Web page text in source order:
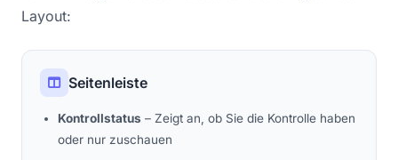
Layout:
Seitenleiste
Kontrollstatus – Zeigt an, ob Sie die Kontrolle haben
oder nur zuschauen